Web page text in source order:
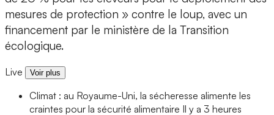
mesures de protection » contre le loup, avec un
financement par le ministère de la Transition
écologique.
Live Voir plus
Climat : au Royaume-Uni, la sécheresse alimente les
craintes pour la sécurité alimentaire Il y a 3 heures